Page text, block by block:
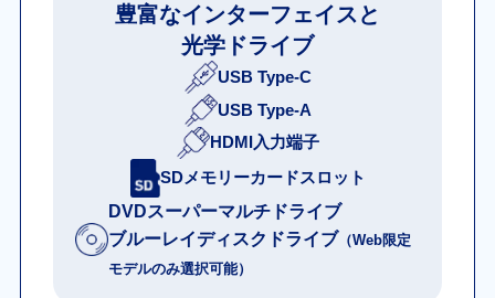
豊富なインターフェイスと
光学ドライブ
USB Type-C
USB Type-A
HDMI入力端子
SDメモリーカードスロット
DVDスーパーマルチドライブ
ブルーレイディスクドライブ （Web限定
モデルのみ選択可能）